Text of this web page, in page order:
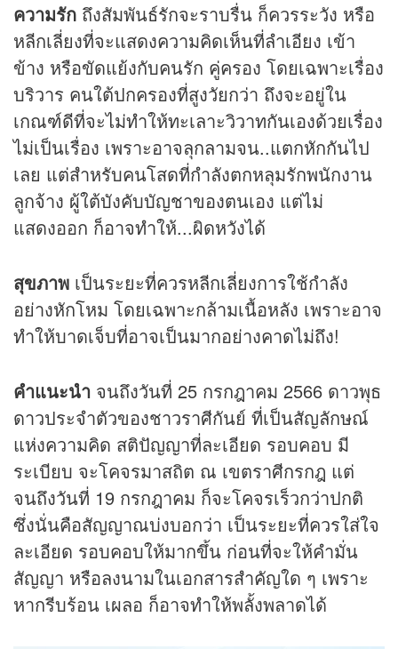
ความรัก ถึงสัมพันธ์รักจะราบรื่น ก็ควรระวัง หรือ
หลีกเลี่ยงที่จะแสดงความคิดเห็นที่ลำเอียง เข้า
ข้าง หรือขัดแย้งกับคนรัก คู่ครอง โดยเฉพาะเรื่อง
บริวาร คนใต้ปกครองที่สูงวัยกว่า ถึงจะอยู่ใน
เกณฑ์ดีที่จะไม่ทำให้ทะเลาะวิวาทกันเองด้วยเรื่อง
ไม่เป็นเรื่อง เพราะอาจลุกลามจน..แตกหักกันไป
เลย แต่สำหรับคนโสดที่กำลังตกหลุมรักพนักงาน
ลูกจ้าง ผู้ใต้บังคับบัญชาของตนเอง แต่ไม่
แสดงออก ก็อาจทำให้...ผิดหวังได้
สุขภาพ เป็นระยะที่ควรหลีกเลี่ยงการใช้กำลัง
อย่างหักโหม โดยเฉพาะกล้ามเนื้อหลัง เพราะอาจ
ทำให้บาดเจ็บที่อาจเป็นมากอย่างคาดไม่ถึง!
คำแนะนำ จนถึงวันที่ 25 กรกฎาคม 2566 ดาวพุธ
ดาวประจำตัวของชาวราศีกันย์ ที่เป็นสัญลักษณ์
แห่งความคิด สติปัญญาที่ละเอียด รอบคอบ มี
ระเบียบ จะโคจรมาสถิต ณ เขตราศีกรกฎ แต่
จนถึงวันที่ 19 กรกฎาคม ก็จะโคจรเร็วกว่าปกติ
ซึ่งนั่นคือสัญญาณบ่งบอกว่า เป็นระยะที่ควรใส่ใจ
ละเอียด รอบคอบให้มากขึ้น ก่อนที่จะให้คำมั่น
สัญญา หรือลงนามในเอกสารสำคัญใด ๆ เพราะ
หากรีบร้อน เผลอ ก็อาจทำให้พลั้งพลาดได้